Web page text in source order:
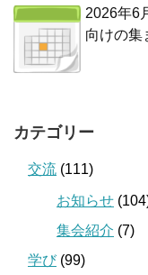
2026年6
向けの集
カテゴリー
交流 (111)
お知らせ
集会紹介 (7)
学び(99)